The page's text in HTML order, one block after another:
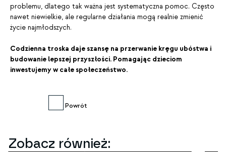
problemu, dlatego tak ważna jest systematyczna pomoc. Często
nawet niewielkie, ale regularne działania mogą realnie zmienić
życie najmłodszych.
Codzienna troska daje szansę na przerwanie kręgu ubóstwa i
budowanie lepszej przyszłości. Pomagając dzieciom
inwestujemy w całe społeczeństwo.
Powrót
Zobacz również: